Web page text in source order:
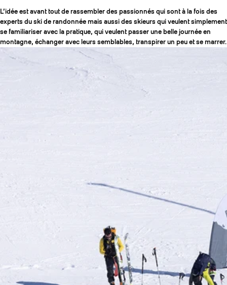
L’idée est avant tout de rassembler des passionnés qui sont à la fois des
experts du ski de randonnée mais aussi des skieurs qui veulent simplement
se familiariser avec la pratique, qui veulent passer une belle journée en
montagne, échanger avec leurs semblables, transpirer un peu et se marrer.